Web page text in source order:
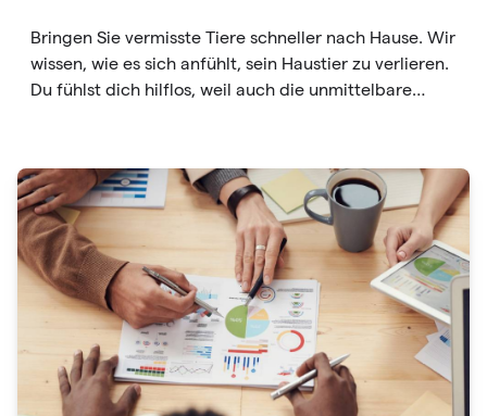
Bringen Sie vermisste Tiere schneller nach Hause. Wir
wissen, wie es sich anfühlt, sein Haustier zu verlieren.
Du fühlst dich hilflos, weil auch die unmittelbare